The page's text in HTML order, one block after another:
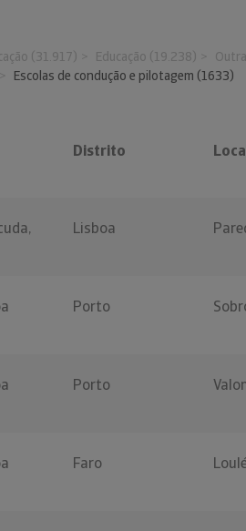
(31.917) Educação (19.238)
Escolas de condução e pilotagem (1633)
Distrito
Lisboa
Porto
Porto
Faro